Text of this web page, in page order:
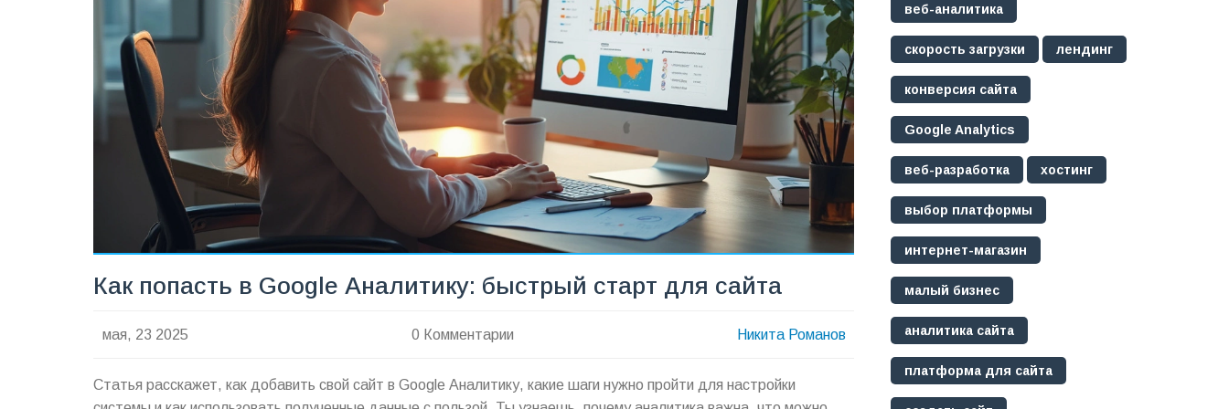
Как попасть в Google Аналитику: быстрый старт для сайта
мая, 23 2025 0 Комментарии Никита Романов
Статья расскажет, как добавить свой сайт в Google Аналитику, какие шаги нужно пройти для настройки
веб-аналитика
скорость загрузки лендинг
конверсия сайта
Google Analytics
веб-разработка хостинг
выбор платформы
интернет-магазин
малый бизнес
аналитика сайта
платформа для сайта